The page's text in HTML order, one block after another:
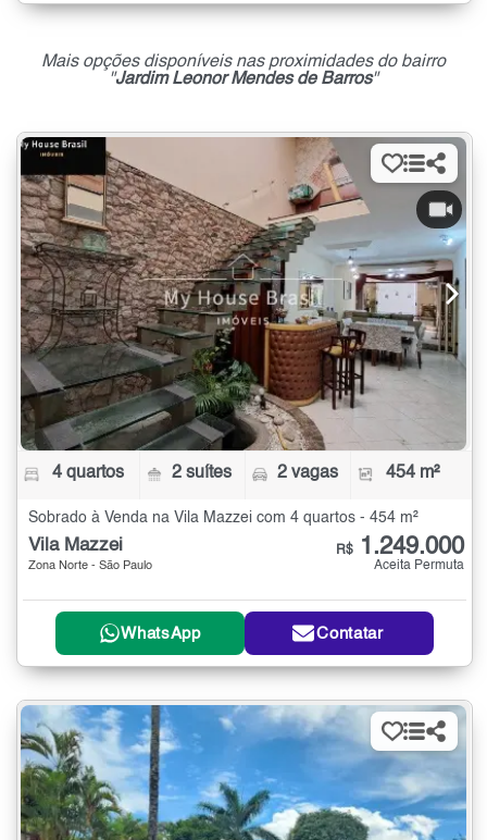
Mais opções disponíveis nas proximidades do bairro
"Jardim Leonor Mendes de Barros"
4 quartos 2 suítes 2 vagas 454 m²
Sobrado à Venda na Vila Mazzei com 4 quartos - 454 m²
Vila Mazzei
Zona Norte - São Paulo
R$ 1.249.000
Aceita Permuta
WhatsApp Contatar